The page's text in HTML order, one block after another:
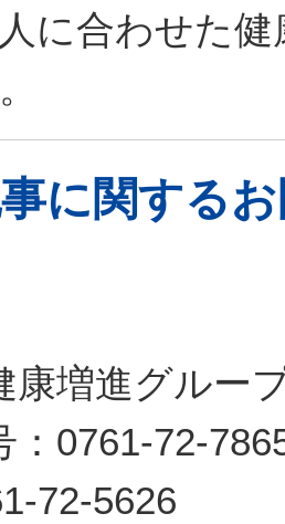
に合わせた
に関する
康増進グルー
：0761-72-
72-5626